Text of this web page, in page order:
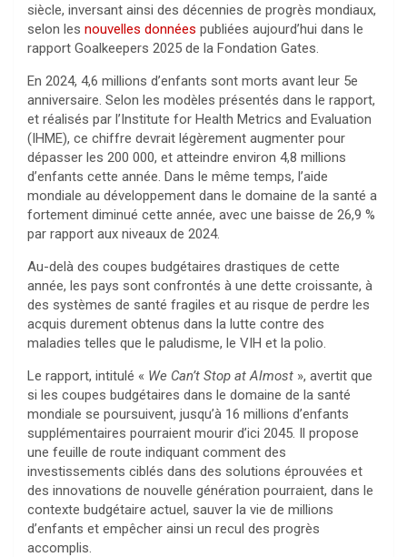
siècle, inversant ainsi des décennies de progrès mondiaux,
selon les nouvelles données publiées aujourd’hui dans le
rapport Goalkeepers 2025 de la Fondation Gates.
En 2024, 4,6 millions d’enfants sont morts avant leur 5e
anniversaire. Selon les modèles présentés dans le rapport,
et réalisés par l’Institute for Health Metrics and Evaluation
(IHME), ce chiffre devrait légèrement augmenter pour
dépasser les 200 000, et atteindre environ 4,8 millions
d’enfants cette année. Dans le même temps, l’aide
mondiale au développement dans le domaine de la santé a
fortement diminué cette année, avec une baisse de 26,9 %
par rapport aux niveaux de 2024.
Au-delà des coupes budgétaires drastiques de cette
année, les pays sont confrontés à une dette croissante, à
des systèmes de santé fragiles et au risque de perdre les
acquis durement obtenus dans la lutte contre des
maladies telles que le paludisme, le VIH et la polio.
Le rapport, intitulé « We Can’t Stop at Almost », avertit que
si les coupes budgétaires dans le domaine de la santé
mondiale se poursuivent, jusqu’à 16 millions d’enfants
supplémentaires pourraient mourir d’ici 2045. Il propose
une feuille de route indiquant comment des
investissements ciblés dans des solutions éprouvées et
des innovations de nouvelle génération pourraient, dans le
contexte budgétaire actuel, sauver la vie de millions
d’enfants et empêcher ainsi un recul des progrès
accomplis.